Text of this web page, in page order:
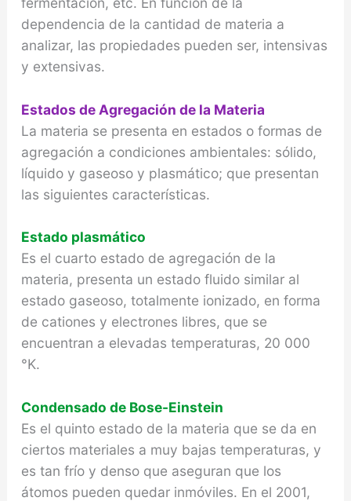
dependencia de la cantidad de materia a
analizar, las propiedades pueden ser, intensivas
y extensivas.
Estados de Agregación de la Materia
La materia se presenta en estados o formas de
agregación a condiciones ambientales: sólido,
líquido y gaseoso y plasmático; que presentan
las siguientes características.
Estado plasmático
Es el cuarto estado de agregación de la
materia, presenta un estado fluido similar al
estado gaseoso, totalmente ionizado, en forma
de cationes y electrones libres, que se
encuentran a elevadas temperaturas, 20 000
°K.
Condensado de Bose-Einstein
Es el quinto estado de la materia que se da en
cier­tos materiales a muy bajas temperaturas, y
es tan frío y denso que aseguran que los
átomos pueden quedar inmóviles. En el 2001,